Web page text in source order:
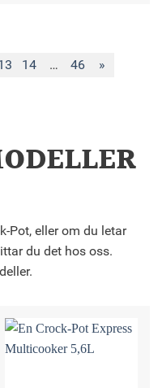
14 … 46 »
Pot, eller om du letar
du det hos oss.